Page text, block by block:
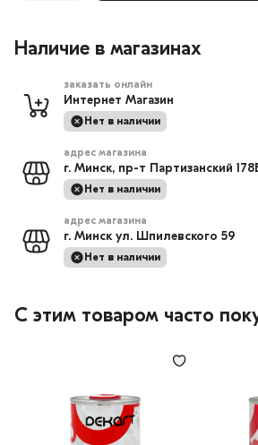
Наличие в магазинах
заказать онлайн
Интернет Магазин
Нет в наличии
адрес магазина
г. Минск, пр-т Партизанский
Нет в наличии
адрес магазина
г. Минск ул. Шпилевского 59
Нет в наличии
С этим товаром часто